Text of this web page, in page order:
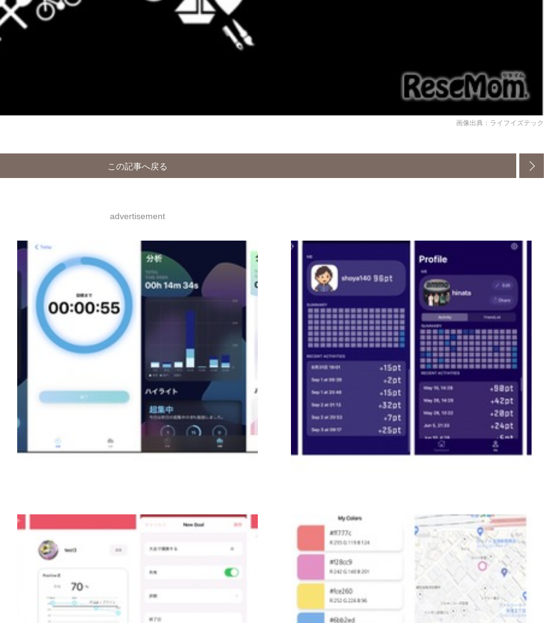
画像出典：ライフイズテック
この記事へ戻る
advertisement